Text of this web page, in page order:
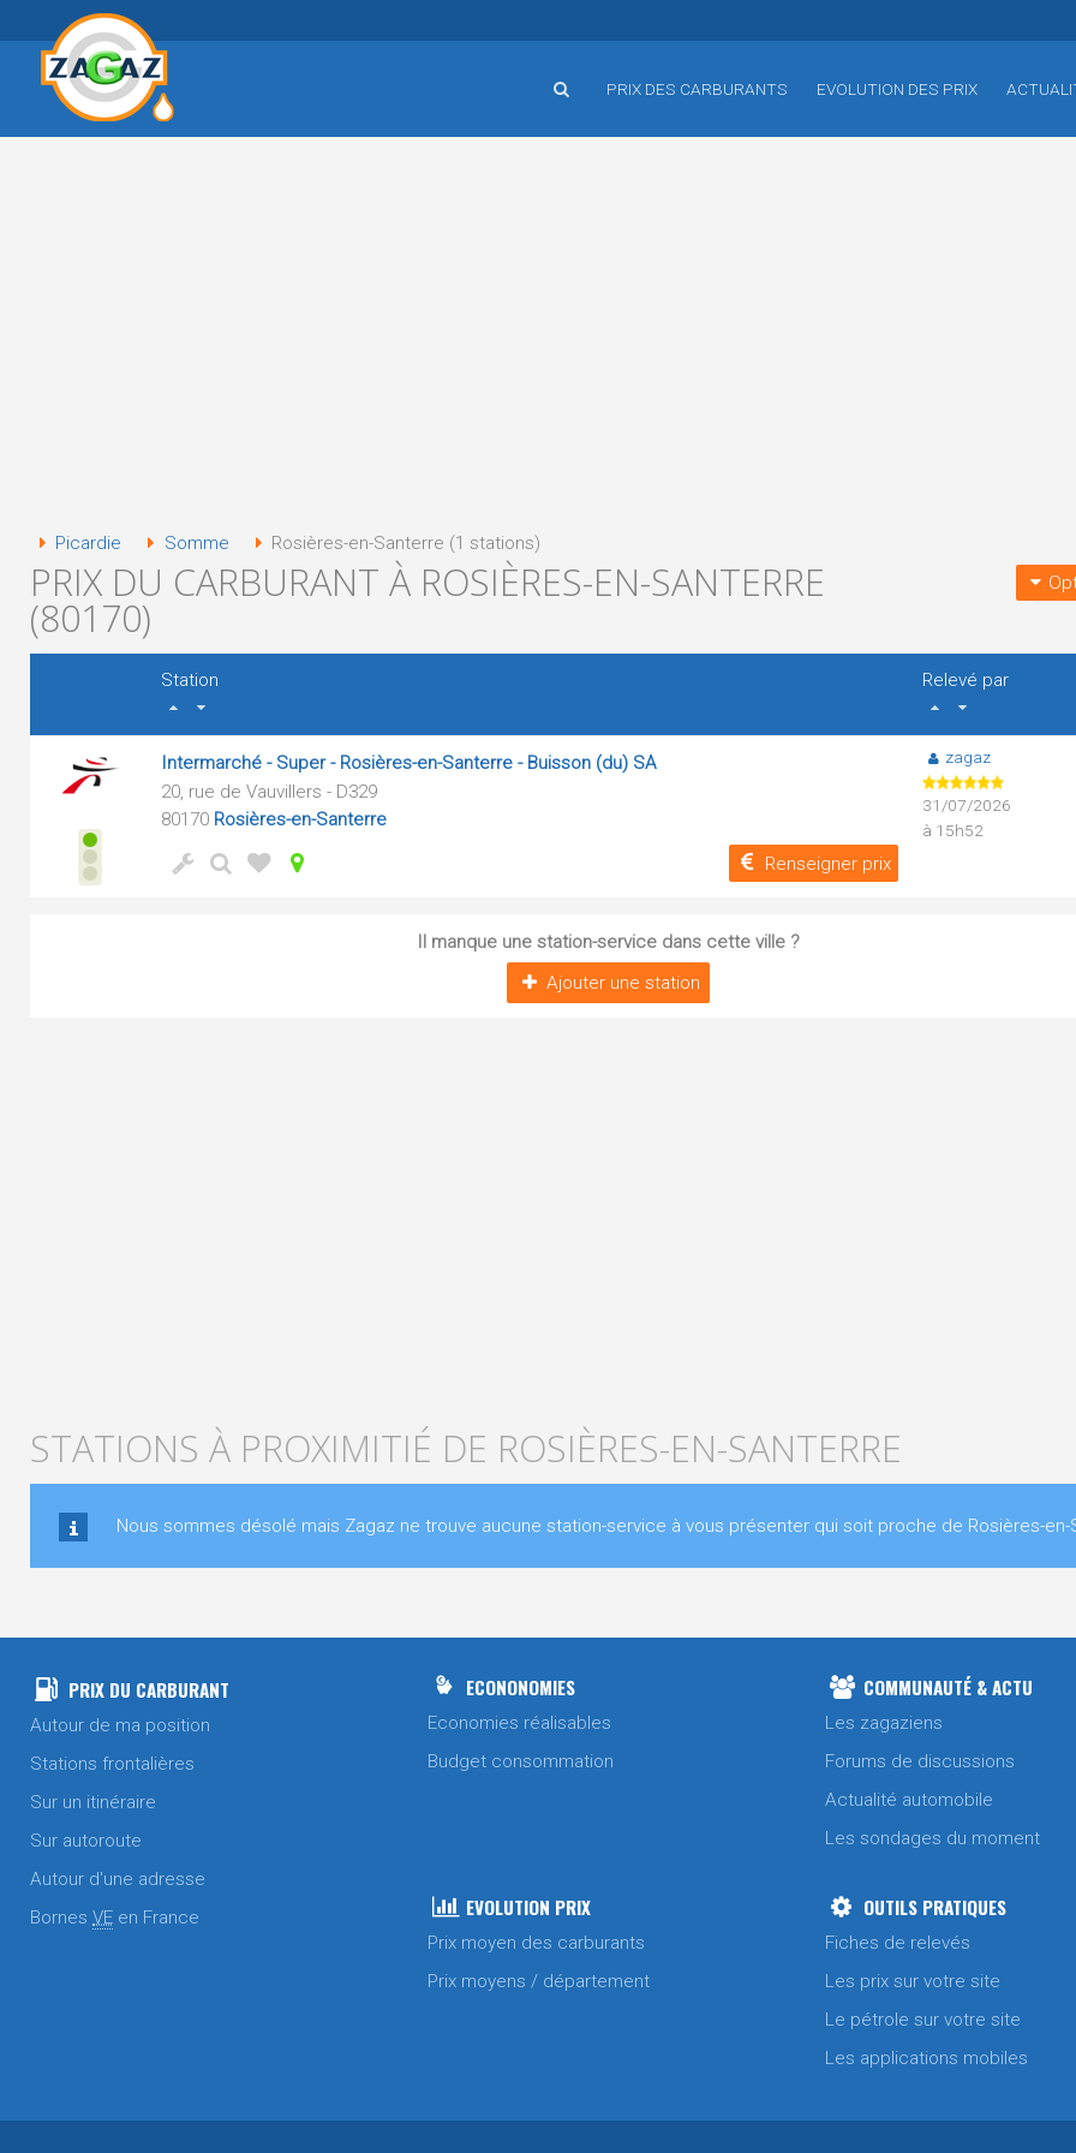
PRIX DES CARBURANTS EVOLUTION DES PRIX
Picardie Somme Rosières-en-Santerre (1 stations)
PRIX DU CARBURANT À ROSIÈRES-EN-SANTERRE
(80170)
Station
Relevé par
Intermarché - Super - Rosières-en-Santerre - Buisson (du) SA
20, rue de Vauvillers - D329
80170 Rosières-en-Santerre
Renseigner prix
zagaz
31/07/2026
à 15h52
Il manque une station-service dans cette ville ?
Ajouter une station
STATIONS À PROXIMITIÉ DE ROSIÈRES-EN-SANTERRE
Nous sommes désolé mais Zagaz ne trouve aucune station-service à vous présenter qui soit proche de Rosières-en-
PRIX DU CARBURANT
Autour de ma position
Stations frontalières
Sur un itinéraire
Sur autoroute
Autour d'une adresse
Bornes VE en France
ECONONOMIES
Economies réalisables
Budget consommation
COMMUNAUTÉ & ACTU
Les zagaziens
Forums de discussions
Actualité automobile
Les sondages du moment
EVOLUTION PRIX
Prix moyen des carburants
Prix moyens / département
OUTILS PRATIQUES
Fiches de relevés
Les prix sur votre site
Le pétrole sur votre site
Les applications mobiles